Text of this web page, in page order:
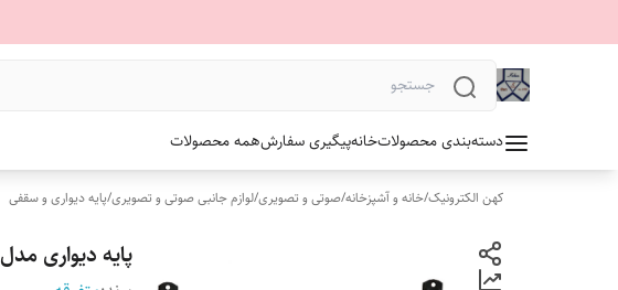
دسته‌بندی محصولاتخانهپیگیری سفارشهمه محصولات
کهن الکترونیک/خانه و آشپزخانه/صوتی و تصویری/لوازم جانبی صوتی و تصویری/پایه دیواری و سقفی
پایه دیواری مدل S1 مناسب برای تلویزیون های 37 تا 55 اینچی